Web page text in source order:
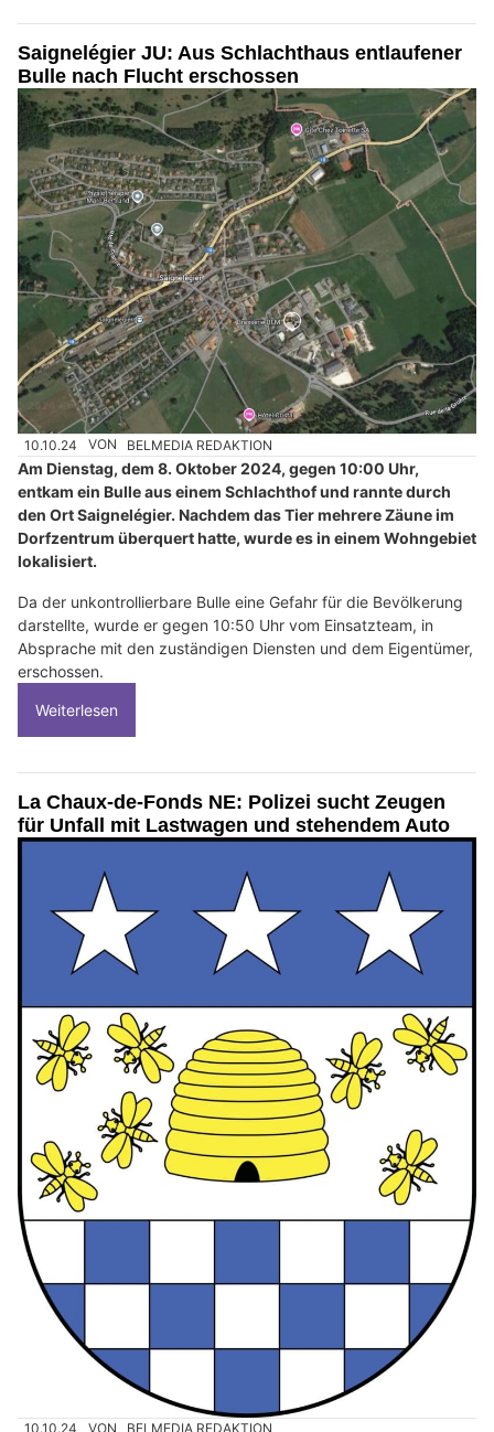
Saignelégier JU: Aus Schlachthaus entlaufener
Bulle nach Flucht erschossen
10.10.24 VON BELMEDIA REDAKTION
Am Dienstag, dem 8. Oktober 2024, gegen 10:00 Uhr,
entkam ein Bulle aus einem Schlachthof und rannte durch
den Ort Saignelégier. Nachdem das Tier mehrere Zäune im
Dorfzentrum überquert hatte, wurde es in einem Wohngebiet
lokalisiert.
Da der unkontrollierbare Bulle eine Gefahr für die Bevölkerung
darstellte, wurde er gegen 10:50 Uhr vom Einsatzteam, in
Absprache mit den zuständigen Diensten und dem Eigentümer,
erschossen.
Weiterlesen
La Chaux-de-Fonds NE: Polizei sucht Zeugen
für Unfall mit Lastwagen und stehendem Auto
10.10.24 VON BELMEDIA REDAKTION